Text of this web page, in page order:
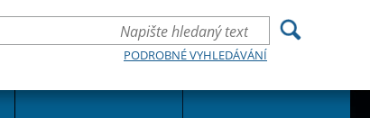
PODROBNÉ VYHLEDÁVÁNÍ